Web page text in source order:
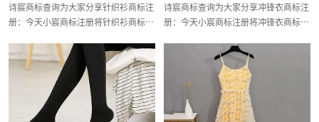
诗宸商标查询为大家分享针织衫商标注
册：今天小宸商标注册将针织衫商标注
标注册多久、商标注册资料和商标注册
证书有效期等资料整理出来。
诗宸商标查询为大家分享冲锋衣商标注
册：今天小宸商标注册将冲锋衣商标注
标注册多久、商标注册资料和商标注册
证书有效期等资料整理出来。